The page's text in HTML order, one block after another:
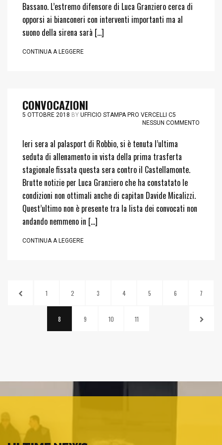
Bassano. L’estremo difensore di Luca Granziero cerca di
opporsi ai bianconeri con interventi importanti ma al
suono della sirena sarà […]
CONTINUA A LEGGERE
CONVOCAZIONI
5 OTTOBRE 2018 BY UFFICIO STAMPA PRO VERCELLI C5
NESSUN COMMENTO
Ieri sera al palasport di Robbio, si è tenuta l’ultima
seduta di allenamento in vista della prima trasferta
stagionale fissata questa sera contro il Castellamonte.
Brutte notizie per Luca Granziero che ha constatato le
condizioni non ottimali anche di capitan Davide Micalizzi.
Quest’ultimo non è presente tra la lista dei convocati non
andando nemmeno in […]
CONTINUA A LEGGERE
1 2 3 4 5 6 7
8 9 10 11